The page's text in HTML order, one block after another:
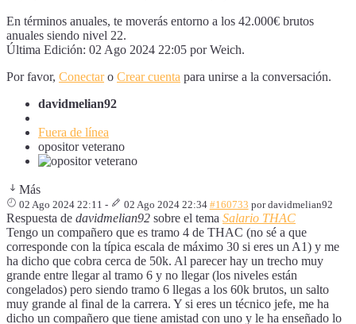
En términos anuales, te moverás entorno a los 42.000€ brutos
anuales siendo nivel 22.
Última Edición: 02 Ago 2024 22:05 porWeich.
Por favor, Conectaro Crear cuenta para unirse a la conversación.
davidmelian92
Fuera de línea
opositor veterano
Más
02 Ago 2024 22:11 - 02 Ago 2024 22:34 #160733 pordavidmelian92
Respuesta de davidmelian92 sobre el tema Salario THAC
Tengo un compañero que es tramo 4 de THAC (no sé a que
corresponde con la típica escala de máximo 30 si eres un A1) y me
ha dicho que cobra cerca de 50k. Al parecer hay un trecho muy
grande entre llegar al tramo 6 y no llegar (los niveles están
congelados) pero siendo tramo 6 llegas a los 60k brutos, un salto
muy grande al final de la carrera. Y si eres un técnico jefe, me ha
dicho un compañero que tiene amistad con uno y le ha enseñado lo